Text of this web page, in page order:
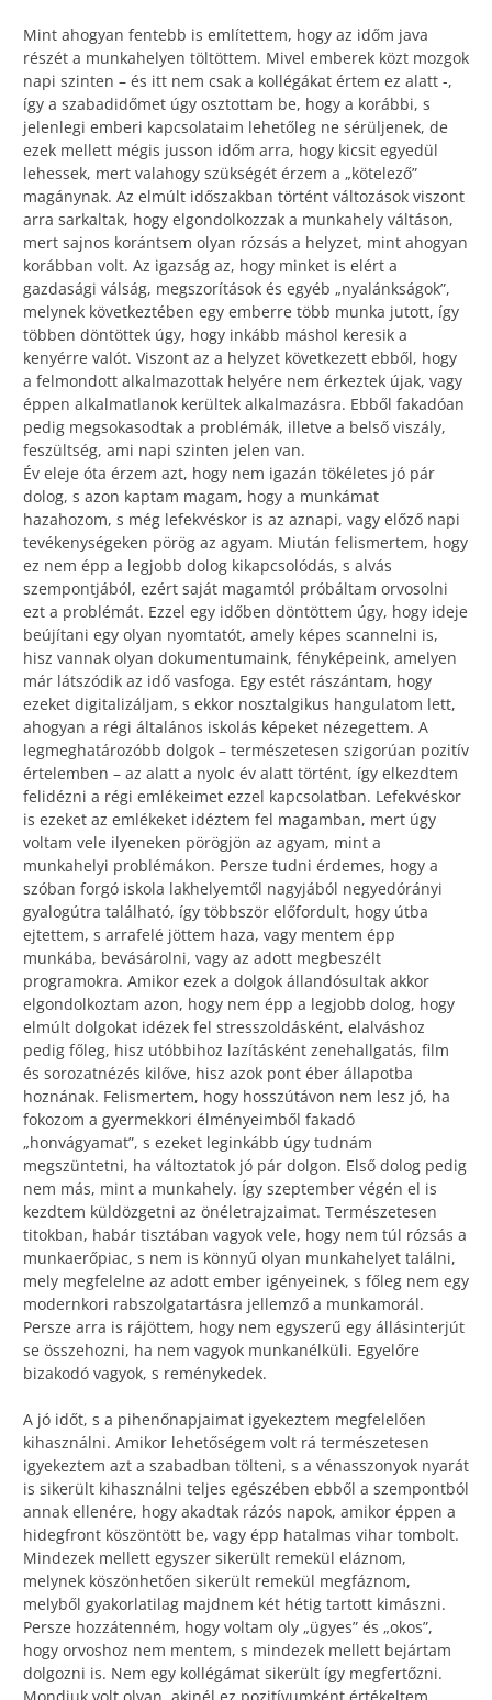
Mint ahogyan fentebb is említettem, hogy az időm java
részét a munkahelyen töltöttem. Mivel emberek közt mozgok
napi szinten – és itt nem csak a kollégákat értem ez alatt -,
így a szabadidőmet úgy osztottam be, hogy a korábbi, s
jelenlegi emberi kapcsolataim lehetőleg ne sérüljenek, de
ezek mellett mégis jusson időm arra, hogy kicsit egyedül
lehessek, mert valahogy szükségét érzem a „kötelező”
magánynak. Az elmúlt időszakban történt változások viszont
arra sarkaltak, hogy elgondolkozzak a munkahely váltáson,
mert sajnos korántsem olyan rózsás a helyzet, mint ahogyan
korábban volt. Az igazság az, hogy minket is elért a
gazdasági válság, megszorítások és egyéb „nyalánkságok”,
melynek következtében egy emberre több munka jutott, így
többen döntöttek úgy, hogy inkább máshol keresik a
kenyérre valót. Viszont az a helyzet következett ebből, hogy
a felmondott alkalmazottak helyére nem érkeztek újak, vagy
éppen alkalmatlanok kerültek alkalmazásra. Ebből fakadóan
pedig megsokasodtak a problémák, illetve a belső viszály,
feszültség, ami napi szinten jelen van.
Év eleje óta érzem azt, hogy nem igazán tökéletes jó pár
dolog, s azon kaptam magam, hogy a munkámat
hazahozom, s még lefekvéskor is az aznapi, vagy előző napi
tevékenységeken pörög az agyam. Miután felismertem, hogy
ez nem épp a legjobb dolog kikapcsolódás, s alvás
szempontjából, ezért saját magamtól próbáltam orvosolni
ezt a problémát. Ezzel egy időben döntöttem úgy, hogy ideje
beújítani egy olyan nyomtatót, amely képes scannelni is,
hisz vannak olyan dokumentumaink, fényképeink, amelyen
már látszódik az idő vasfoga. Egy estét rászántam, hogy
ezeket digitalizáljam, s ekkor nosztalgikus hangulatom lett,
ahogyan a régi általános iskolás képeket nézegettem. A
legmeghatározóbb dolgok – természetesen szigorúan pozitív
értelemben – az alatt a nyolc év alatt történt, így elkezdtem
felidézni a régi emlékeimet ezzel kapcsolatban. Lefekvéskor
is ezeket az emlékeket idéztem fel magamban, mert úgy
voltam vele ilyeneken pörögjön az agyam, mint a
munkahelyi problémákon. Persze tudni érdemes, hogy a
szóban forgó iskola lakhelyemtől nagyjából negyedórányi
gyalogútra található, így többször előfordult, hogy útba
ejtettem, s arrafelé jöttem haza, vagy mentem épp
munkába, bevásárolni, vagy az adott megbeszélt
programokra. Amikor ezek a dolgok állandósultak akkor
elgondolkoztam azon, hogy nem épp a legjobb dolog, hogy
elmúlt dolgokat idézek fel stresszoldásként, elalváshoz
pedig főleg, hisz utóbbihoz lazításként zenehallgatás, film
és sorozatnézés kilőve, hisz azok pont éber állapotba
hoznának. Felismertem, hogy hosszútávon nem lesz jó, ha
fokozom a gyermekkori élményeimből fakadó
„honvágyamat”, s ezeket leginkább úgy tudnám
megszüntetni, ha változtatok jó pár dolgon. Első dolog pedig
nem más, mint a munkahely. Így szeptember végén el is
kezdtem küldözgetni az önéletrajzaimat. Természetesen
titokban, habár tisztában vagyok vele, hogy nem túl rózsás a
munkaerőpiac, s nem is könnyű olyan munkahelyet találni,
mely megfelelne az adott ember igényeinek, s főleg nem egy
modernkori rabszolgatartásra jellemző a munkamorál.
Persze arra is rájöttem, hogy nem egyszerű egy állásinterjút
se összehozni, ha nem vagyok munkanélküli. Egyelőre
bizakodó vagyok, s reménykedek.
A jó időt, s a pihenőnapjaimat igyekeztem megfelelően
kihasználni. Amikor lehetőségem volt rá természetesen
igyekeztem azt a szabadban tölteni, s a vénasszonyok nyarát
is sikerült kihasználni teljes egészében ebből a szempontból
annak ellenére, hogy akadtak rázós napok, amikor éppen a
hidegfront köszöntött be, vagy épp hatalmas vihar tombolt.
Mindezek mellett egyszer sikerült remekül eláznom,
melynek köszönhetően sikerült remekül megfáznom,
melyből gyakorlatilag majdnem két hétig tartott kimászni.
Persze hozzátenném, hogy voltam oly „ügyes” és „okos”,
hogy orvoshoz nem mentem, s mindezek mellett bejártam
dolgozni is. Nem egy kollégámat sikerült így megfertőzni.